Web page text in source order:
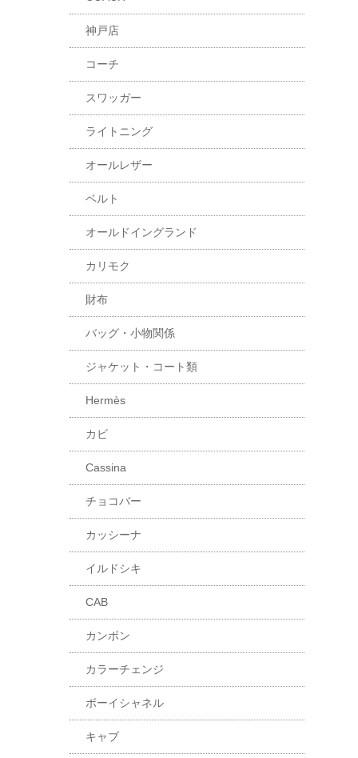
神戸店
コーチ
スワッガー
ライトニング
オールレザー
ベルト
オールドイングランド
カリモク
財布
バッグ・小物関係
ジャケット・コート類
Hermès
カビ
Cassina
チョコバー
カッシーナ
イルドシキ
CAB
カンボン
カラーチェンジ
ボーイシャネル
キャブ